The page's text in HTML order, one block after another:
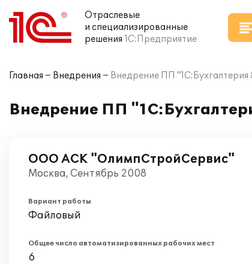
Отраслевые
и специализированные
решения 1С:Предприятие
Главная Внедрения Внедрение ПП "1С:Бухгалтерия
Внедрение ПП
ООО АСК "ОлимпСтройСервис"
Москва, Сентябрь 2008
Вариант работы
Файловый
Общее число автоматизированных рабочих мест
6